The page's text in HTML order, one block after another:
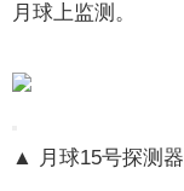
月球上监测。
▲ 月球15号探测器